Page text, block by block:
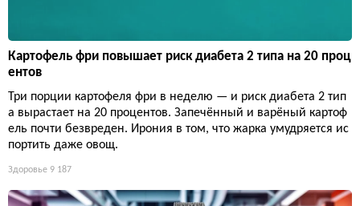
Картофель фри повышает риск диабета 2 типа на 20 проц
ентов
Три порции картофеля фри в неделю — и риск диабета 2 тип
а вырастает на 20 процентов. Запечённый и варёный картоф
ель почти безвреден. Ирония в том, что жарка умудряется ис
портить даже овощ.
Здоровье 9 187